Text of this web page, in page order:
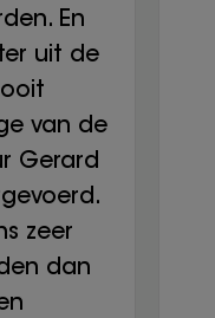
En
uit de
van de
Gerard
zeer
dan